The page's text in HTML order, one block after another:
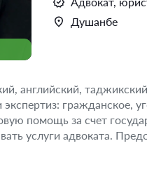
Душанбе
английский,
гражданское,
помощь за счет
услуги адвоката.